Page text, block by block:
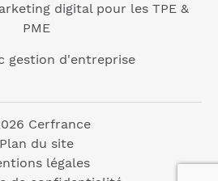
digital pour les TPE &
PME
gestion d'entreprise
Cerfrance
Plan du site
légales